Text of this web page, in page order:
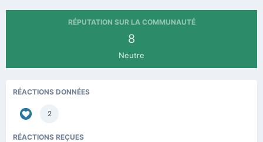
RÉPUTATION SUR LA COMMUNAUTÉ
8
Neutre
RÉACTIONS DONNÉES
2
RÉACTIONS REÇUES